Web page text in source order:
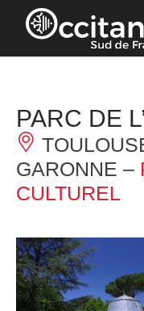
Panneau de gestion
PARC DE
GARONNE –
CULTUREL